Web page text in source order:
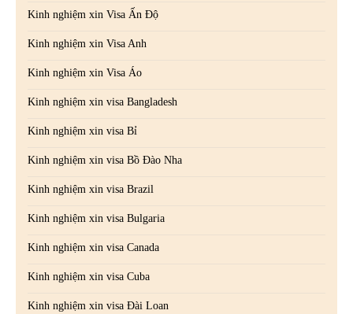
Kinh nghiệm xin Visa Ấn Độ
Kinh nghiệm xin Visa Anh
Kinh nghiệm xin Visa Áo
Kinh nghiệm xin visa Bangladesh
Kinh nghiệm xin visa Bỉ
Kinh nghiệm xin visa Bồ Đào Nha
Kinh nghiệm xin visa Brazil
Kinh nghiệm xin visa Bulgaria
Kinh nghiệm xin visa Canada
Kinh nghiệm xin visa Cuba
Kinh nghiệm xin visa Đài Loan